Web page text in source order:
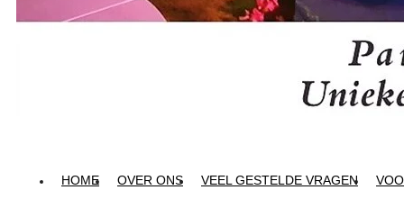
HOME OVER ONS VEEL GESTELDE VRAGEN